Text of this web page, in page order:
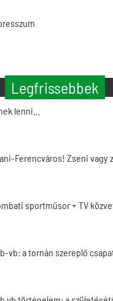
Legfrissebbek
lenni…
Ferencváros! Zseni vagy
sportműsor + TV
vb: a tornán szereplő